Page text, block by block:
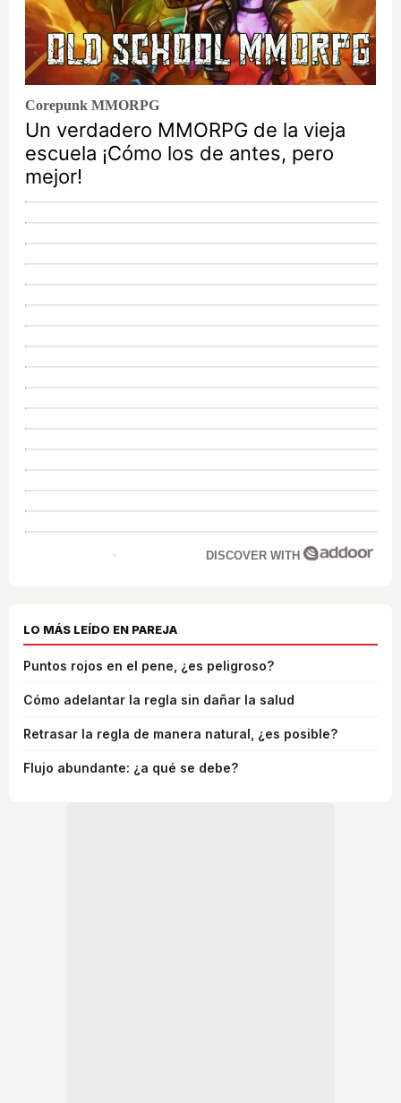
Corepunk MMORPG
Un verdadero MMORPG de la vieja
escuela ¡Cómo los de antes, pero
mejor!
DISCOVER WITH
LO MÁS LEÍDO EN PAREJA
Puntos rojos en el pene, ¿es peligroso?
Cómo adelantar la regla sin dañar la salud
Retrasar la regla de manera natural, ¿es posible?
Flujo abundante: ¿a qué se debe?